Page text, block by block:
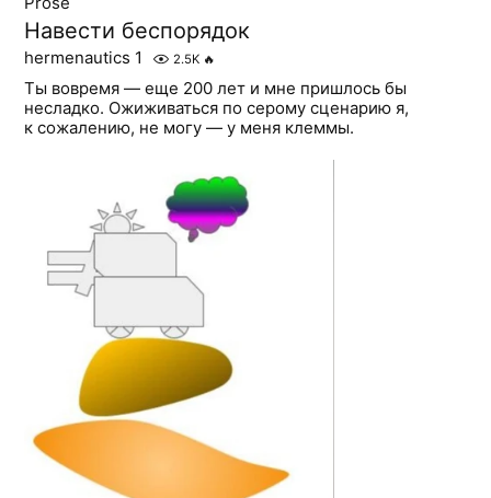
Навести беспорядок
hermenautics 1 2.5K 🔥
Ты вовремя — еще 200 лет и мне пришлось бы
несладко. Ожиживаться по серому сценарию я,
к сожалению, не могу — у меня клеммы.